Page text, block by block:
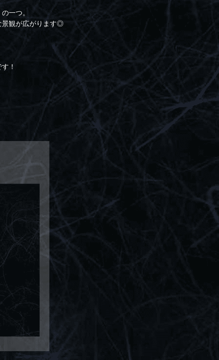
一つ。
景観が広がります◎
！